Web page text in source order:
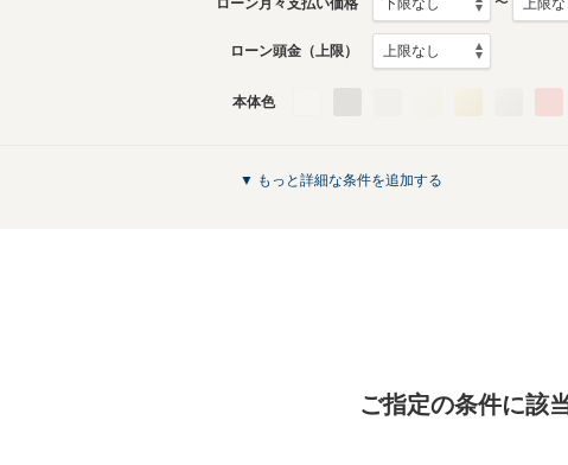
ローン頭金（上限）
本体色
▼ もっと詳細な条件を追加する
ご指定の条件に該